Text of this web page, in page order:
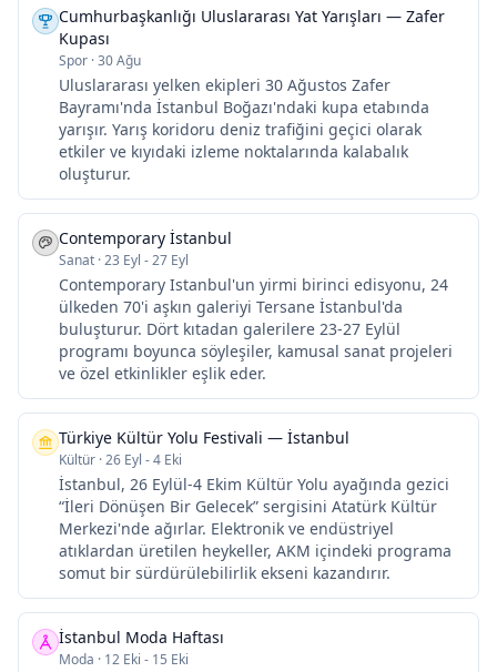
Cumhurbaşkanlığı Uluslararası Yat Yarışları — Zafer
Kupası
Spor ·30 Ağu
Uluslararası yelken ekipleri 30 Ağustos Zafer
Bayramı'nda İstanbul Boğazı'ndaki kupa etabında
yarışır. Yarış koridoru deniz trafiğini geçici olarak
etkiler ve kıyıdaki izleme noktalarında kalabalık
oluşturur.
Contemporary İstanbul
Sanat ·23 Eyl - 27 Eyl
Contemporary Istanbul'un yirmi birinci edisyonu, 24
ülkeden 70'i aşkın galeriyi Tersane İstanbul'da
buluşturur. Dört kıtadan galerilere 23-27 Eylül
programı boyunca söyleşiler, kamusal sanat projeleri
ve özel etkinlikler eşlik eder.
Türkiye Kültür Yolu Festivali — İstanbul
Kültür ·26 Eyl - 4 Eki
İstanbul, 26 Eylül-4 Ekim Kültür Yolu ayağında gezici
“İleri Dönüşen Bir Gelecek” sergisini Atatürk Kültür
Merkezi'nde ağırlar. Elektronik ve endüstriyel
atıklardan üretilen heykeller, AKM içindeki programa
somut bir sürdürülebilirlik ekseni kazandırır.
İstanbul Moda Haftası
Moda · 12 Eki - 15 Eki